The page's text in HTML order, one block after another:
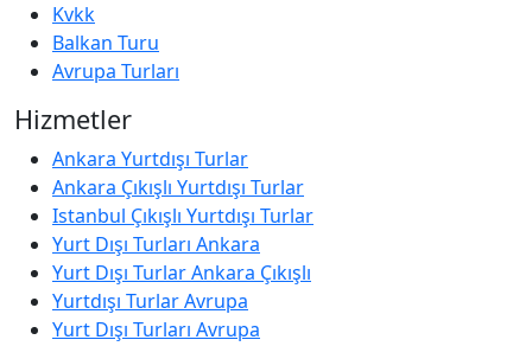
Kvkk
Balkan Turu
Avrupa Turları
Hizmetler
Ankara Yurtdışı Turlar
Ankara Çıkışlı Yurtdışı Turlar
Istanbul Çıkışlı Yurtdışı Turlar
Yurt Dışı Turları Ankara
Yurt Dışı Turlar Ankara Çıkışlı
Yurtdışı Turlar Avrupa
Yurt Dışı Turları Avrupa